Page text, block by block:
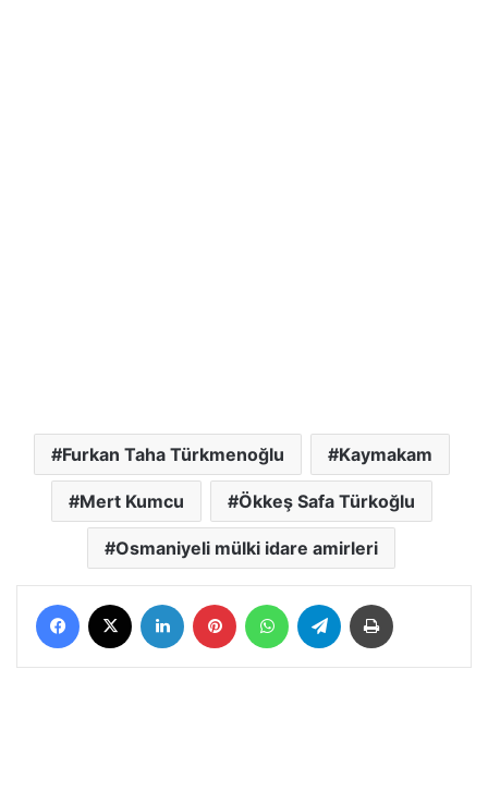
Furkan Taha Türkmenoğlu Kaymakam
Mert Kumcu Ökkeş Safa Türkoğlu
Osmaniyeli mülki idare amirleri